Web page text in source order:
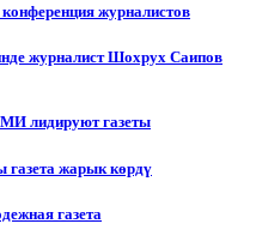
журналистов
журналист Шохрух Саипов
лидируют газеты
жарык көрдү
газета